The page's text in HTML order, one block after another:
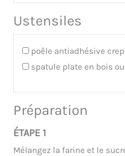
Ustensiles
poêle antiadhésive
spatule plate en bois
Préparation
ÉTAPE 1
Mélangez la farine et le